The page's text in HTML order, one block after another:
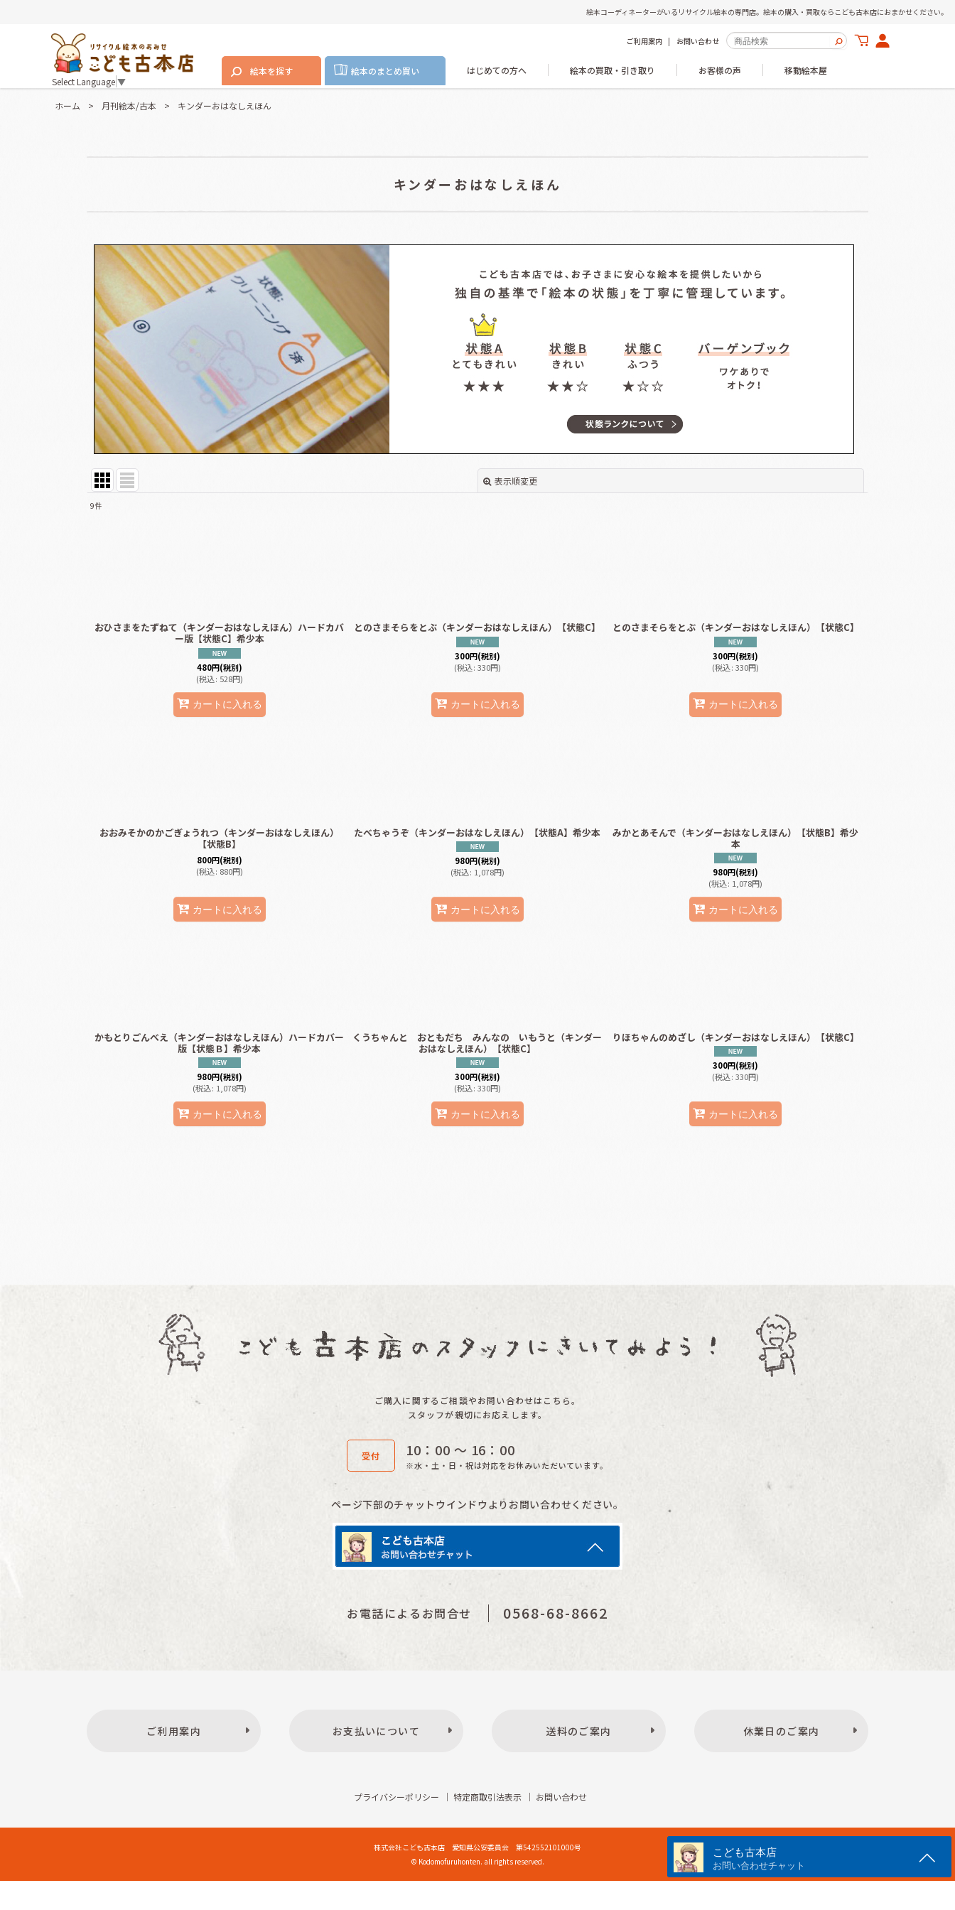
絵本コーディネーターがいるリサイクル絵本の専門店。絵本の購入・買取ならこども古本店におまかせください。
Select Language▼
ご利用案内 お問い合わせ
絵本を探す 絵本のまとめ買い はじめての方へ 絵本の買取・引き取り お客様の声 移動絵本屋
ホーム > 月刊絵本/古本 > キンダーおはなしえほん
キンダーおはなしえほん
表示順変更
9件
おひさまをたずねて（キンダーおはなしえほん）ハードカバ
ー版【状態C】希少本
480円(税別)
(税込: 528円)
カートに入れる
とのさまそらをとぶ（キンダーおはなしえほん）【状態C】
300円(税別)
(税込: 330円)
カートに入れる
とのさまそらをとぶ（キンダーおはなしえほん）【状態C】
300円(税別)
(税込: 330円)
カートに入れる
おおみそかのかごぎょうれつ（キンダーおはなしえほん）
【状態B】
800円(税別)
(税込: 880円)
カートに入れる
たべちゃうぞ（キンダーおはなしえほん）【状態A】希少本
980円(税別)
(税込: 1,078円)
カートに入れる
みかとあそんで（キンダーおはなしえほん）【状態B】希少
本
980円(税別)
(税込: 1,078円)
カートに入れる
かもとりごんべえ（キンダーおはなしえほん）ハードカバー
版【状態Ｂ】希少本
980円(税別)
(税込: 1,078円)
カートに入れる
くうちゃんと おともだち みんなの いもうと（キンダー
おはなしえほん）【状態C】
300円(税別)
(税込: 330円)
カートに入れる
りほちゃんのめざし（キンダーおはなしえほん）【状態C】
300円(税別)
(税込: 330円)
カートに入れる
ご購入に関するご相談やお問い合わせはこちら。
スタッフが親切にお応えします。
受付 10：00 〜 16：00
※水・土・日・祝は対応をお休みいただいています。
ページ下部のチャットウインドウよりお問い合わせください。
お電話によるお問合せ 0568-68-8662
ご利用案内 お支払いについて 送料のご案内 休業日のご案内
プライバシーポリシー 特定商取引法表示 お問い合わせ
株式会社こども古本店
愛知県公安委員会 第542552101000号
© Kodomofuruhonten. all rights reserved.